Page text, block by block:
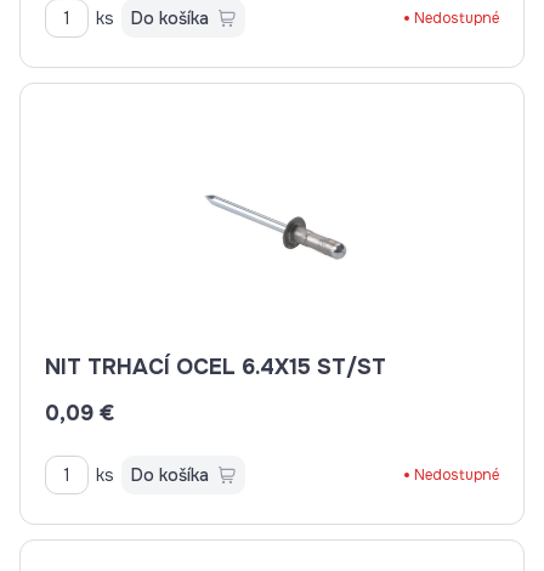
ks Do košíka Nedostupné
NIT TRHACÍ OCEL 6.4X15 ST/ST
0,09 €
ks Do košíka Nedostupné